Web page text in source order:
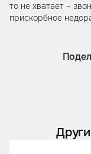
то не хватает –
прискорбное